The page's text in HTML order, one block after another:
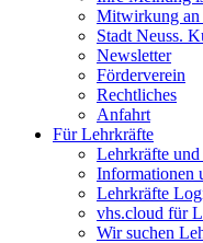
Mitwirkung an
Stadt Neuss.
Newsletter
Förderverein
Rechtliches
Anfahrt
Für Lehrkräfte
Lehrkräfte
Informationen
Lehrkräfte
vhs.cloud für
Wir suchen